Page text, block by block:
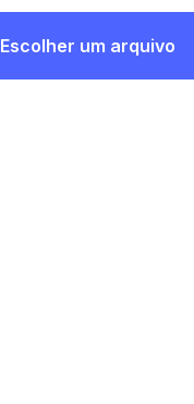
Escolher um arquivo